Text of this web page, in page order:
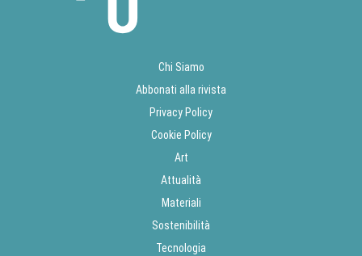
Chi Siamo
Abbonati alla rivista
Privacy Policy
Cookie Policy
Art
Attualità
Materiali
Sostenibilità
Tecnologia